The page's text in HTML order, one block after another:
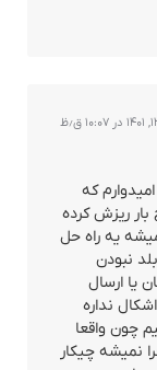
که
ریزش کرده
یه راه حل
نبودن
ارسال
نداره
چون واقعا
چیکار